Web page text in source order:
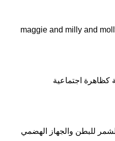
كظاهرة اجتماعية
للبطن والجهاز الهضمي